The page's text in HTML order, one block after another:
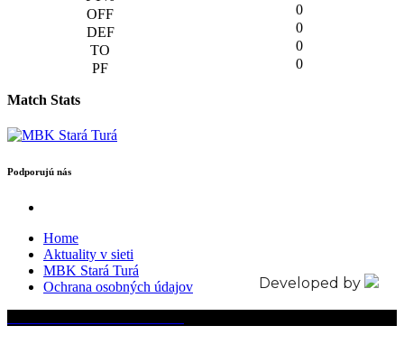
0
0
0
0
Match Stats
Podporujú nás
Home
Aktuality v sieti
MBK Stará Turá
Ochrana osobných údajov
Developed by